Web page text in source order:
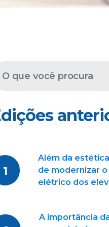
1
Além da
de modernizar
elétrico dos
A importância